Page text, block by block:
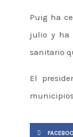
Puig ha
julio y ha
sanitario
El